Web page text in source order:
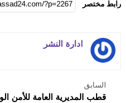
رابط مختصر
ادارة النشر
السابق
قطب المديرية العامة للأمن